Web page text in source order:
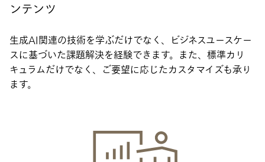
ンテンツ
生成AI関連の技術を学ぶだけでなく、ビジネスユースケー
スに基づいた課題解決を経験できます。また、標準カリ
キュラムだけでなく、ご要望に応じたカスタマイズも承り
ます。